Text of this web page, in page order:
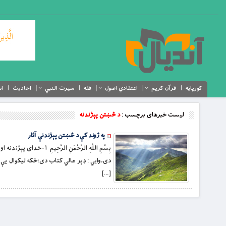
کورپاڼه قرآن کریم اعتقادي اصول فقه سیرت النبي احادیث
لیست خبرهای برچسب :د څښتن پېژندنه
په ژوند کې د څښتن پېژندنې آثار
بِسْمِ اللَّهِ الرَّحْمَنِ
دى،وايي : ډېر عالي کتاب دى؛ځکه ليکوال
[…]